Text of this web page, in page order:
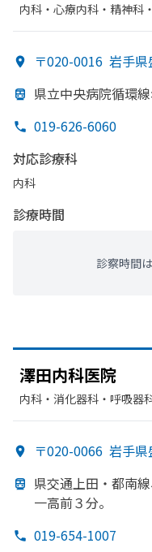
内科・​心療内科・​精神科
〒020-0016 岩手県
県立中央病院循環
019-626-6060
対応診療科
内科
診療時間
診察時間
澤田内科医院
内科・​消化器科・​呼吸器
〒020-0066 岩手県
県交通上田・都南線
一高前３分。
019-654-1007